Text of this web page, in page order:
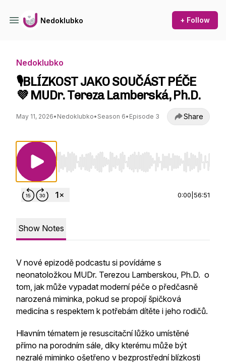
Nedoklubko + Follow
Nedoklubko
🎙️BLÍZKOST JAKO SOUČÁST PÉČE
💜 MUDr. Tereza Lamberská, Ph.D.
May 11, 2026• Nedoklubko• Season 6• Episode 3 Share
Use Left/Right to seek, Home/End to jump
0:00 56:51
Show Notes
V nové epizodě podcastu si povídáme s
neonatoložkou MUDr. Terezou Lamberskou, Ph.D. o
tom, jak může vypadat moderní péče o předčasně
narozená miminka, pokud se propojí špičková
medicína s respektem k potřebám dítěte i jeho rodičů.
Hlavním tématem je resuscitační lůžko umístěné
přímo na porodním sále, díky kterému může být
nezralé miminko ošetřeno v bezprostřední blízkosti